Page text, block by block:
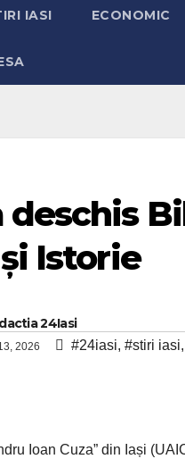
IASI ECONOMIC
deschis
Istorie
24Iasi
2026 #24iasi, #stiri iasi,
Ioan Cuza” din Iași